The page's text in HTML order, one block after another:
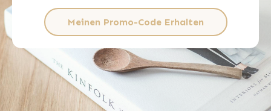
Meinen Promo-Code Erhalten